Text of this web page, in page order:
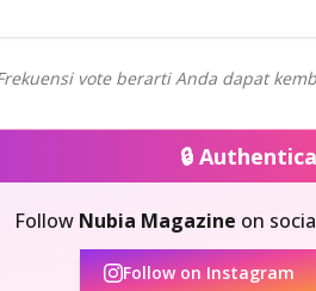
vote berarti Anda dapat
🔒
Follow Nubia Magazine on
Follow on Instagram